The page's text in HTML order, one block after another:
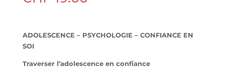
ADOLESCENCE – PSYCHOLOGIE – CONFIANCE EN
SOI
Traverser l’adolescence en confiance